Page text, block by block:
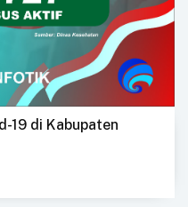
19 di Kabupaten